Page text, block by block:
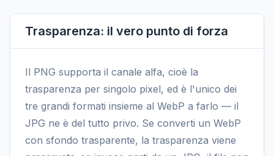
Trasparenza: il vero punto di forza
Il PNG supporta il canale alfa, cioè la
trasparenza per singolo pixel, ed è l'unico dei
tre grandi formati insieme al WebP a farlo — il
JPG ne è del tutto privo. Se converti un WebP
con sfondo trasparente, la trasparenza viene